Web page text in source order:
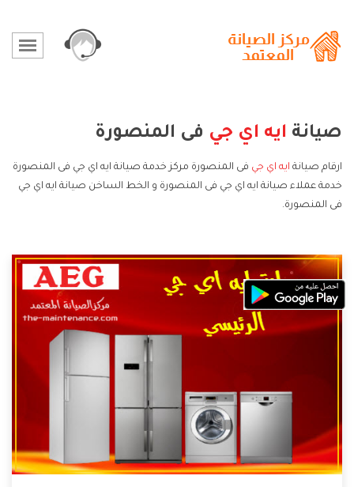
صيانة ايه اي جي فى المنصورة
ارقام صيانة ايه اي جي فى المنصورة مركز خدمة صيانة ايه اي جي فى المنصورة
خدمة عملاء صيانة ايه اي جي فى المنصورة و الخط الساخن صيانة ايه اي جي
فى المنصورة.